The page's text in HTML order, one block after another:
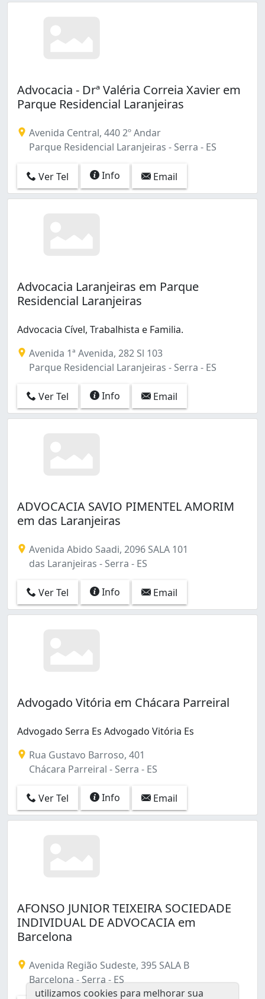
Advocacia - Drª Valéria Correia Xavier em
Parque Residencial Laranjeiras
Avenida Central, 440 2º Andar
Parque Residencial Laranjeiras - Serra - ES
Ver Tel Info Email
Advocacia Laranjeiras em Parque
Residencial Laranjeiras
Advocacia Cível, Trabalhista e Familia.
Avenida 1ª Avenida, 282 Sl 103
Parque Residencial Laranjeiras - Serra - ES
Ver Tel Info Email
ADVOCACIA SAVIO PIMENTEL AMORIM
em das Laranjeiras
Avenida Abido Saadi, 2096 SALA 101
das Laranjeiras - Serra - ES
Ver Tel Info Email
Advogado Vitória em Chácara Parreiral
Advogado Serra Es Advogado Vitória Es
Rua Gustavo Barroso, 401
Chácara Parreiral - Serra - ES
Ver Tel Info Email
AFONSO JUNIOR TEIXEIRA SOCIEDADE
INDIVIDUAL DE ADVOCACIA em
Barcelona
Avenida Região Sudeste, 395 SALA B
Barcelona - Serra - ES
utilizamos cookies para melhorar sua